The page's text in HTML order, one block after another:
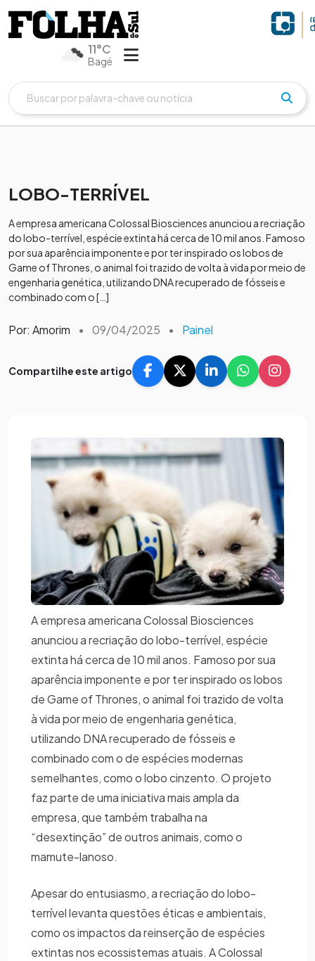
11°C
Bagé
LOBO-TERRÍVEL
A empresa americana Colossal Biosciences anunciou a recriação
do lobo-terrível, espécie extinta há cerca de 10 mil anos. Famoso
por sua aparência imponente e por ter inspirado os lobos de
Game of Thrones, o animal foi trazido de volta à vida por meio de
engenharia genética, utilizando DNA recuperado de fósseis e
combinado com o […]
Por: Amorim • 09/04/2025 • Painel
Compartilhe este artigo
A empresa americana Colossal Biosciences
anunciou a recriação do lobo-terrível, espécie
extinta há cerca de 10 mil anos. Famoso por sua
aparência imponente e por ter inspirado os lobos
de Game of Thrones, o animal foi trazido de volta
à vida por meio de engenharia genética,
utilizando DNA recuperado de fósseis e
combinado com o de espécies modernas
semelhantes, como o lobo cinzento. O projeto
faz parte de uma iniciativa mais ampla da
empresa, que também trabalha na
“desextinção” de outros animais, como o
mamute-lanoso.
Apesar do entusiasmo, a recriação do lobo-
terrível levanta questões éticas e ambientais,
como os impactos da reinserção de espécies
extintas nos ecossistemas atuais. A Colossal